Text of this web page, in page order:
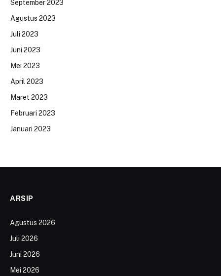
September 2023
Agustus 2023
Juli 2023
Juni 2023
Mei 2023
April 2023
Maret 2023
Februari 2023
Januari 2023
ARSIP
Agustus 2026
Juli 2026
Juni 2026
Mei 2026